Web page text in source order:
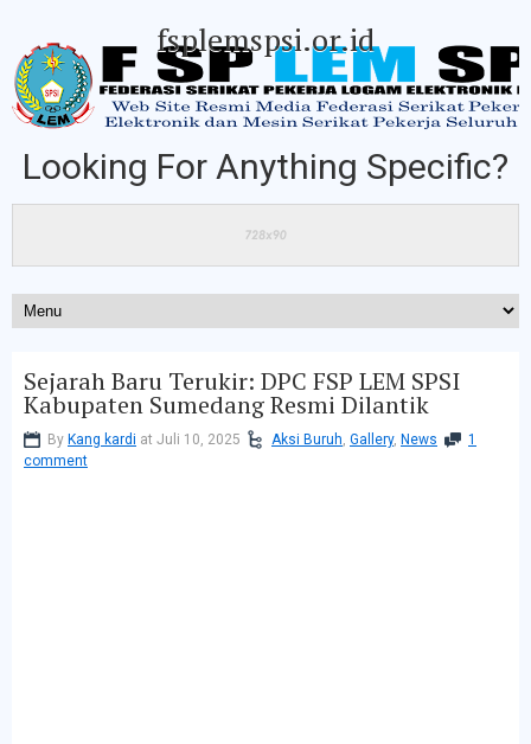
fsplemspsi.or.id
Looking For Anything Specific?
Sejarah Baru Terukir: DPC FSP LEM SPSI
Kabupaten Sumedang Resmi Dilantik
By Kang kardi at Juli 10, 2025 Aksi Buruh, Gallery, News
1
comment